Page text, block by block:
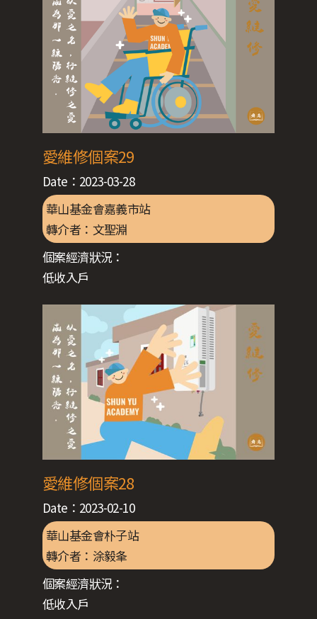
愛維修個案29
Date： 2023-03-28
華山基金會嘉義市站
轉介者： 文聖淵
個案經濟狀況：
低收入戶
愛維修個案28
Date： 2023-02-10
華山基金會朴子站
轉介者： 涂毅夆
個案經濟狀況：
低收入戶